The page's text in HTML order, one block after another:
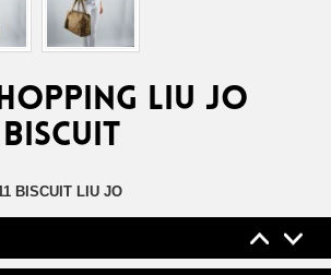
Liu Jo
biscuit
BISCUIT LIU JO